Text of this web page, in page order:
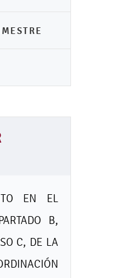
EN EL
B,
C, DE LA